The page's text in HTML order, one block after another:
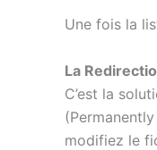
Une fois la
La
C’est la
modifiez le